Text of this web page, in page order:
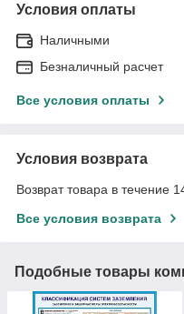
Условия оплаты
Наличными
Безналичный расчет
Все условия оплаты
Условия возврата
Возврат товара в течение
Все условия возврата
Подобные товары